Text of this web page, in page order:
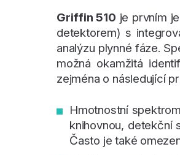
Griffin 510 je prvním
detektorem) s
analýzu plynné fáze.
možná okamžitá
zejména o následující
Hmotnostní
knihovnou, detekční
Často je také